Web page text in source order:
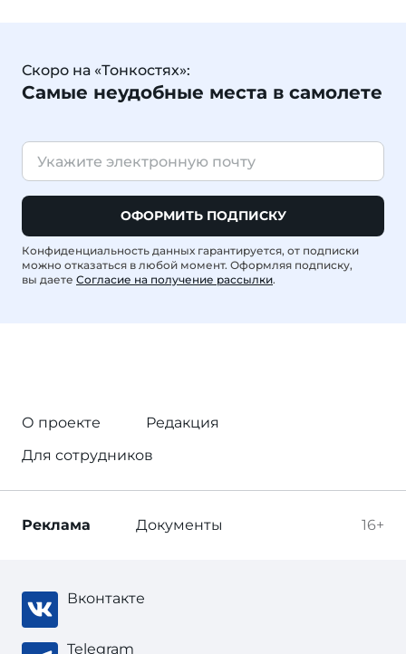
Скоро на «Тонкостях»:
Самые неудобные места в самолете
ОФОРМИТЬ ПОДПИСКУ
Конфиденциальность данных гарантируется, от подписки
можно отказаться в любой момент. Оформляя подписку,
вы даете Согласие на получение рассылки.
О проекте
Редакция
Для сотрудников
16+
Реклама Документы
Вконтакте
Telegram